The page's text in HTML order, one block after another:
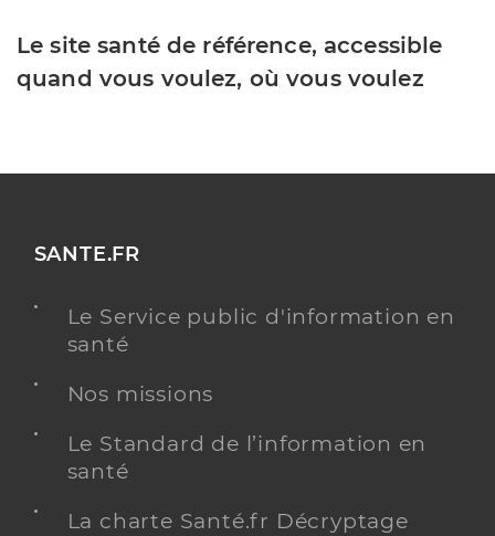
Le site santé de référence, accessible
quand vous voulez, où vous voulez
SANTE.FR
Le Service public d'information en
santé
Nos missions
Le Standard de l’information en
santé
La charte Santé.fr Décryptage